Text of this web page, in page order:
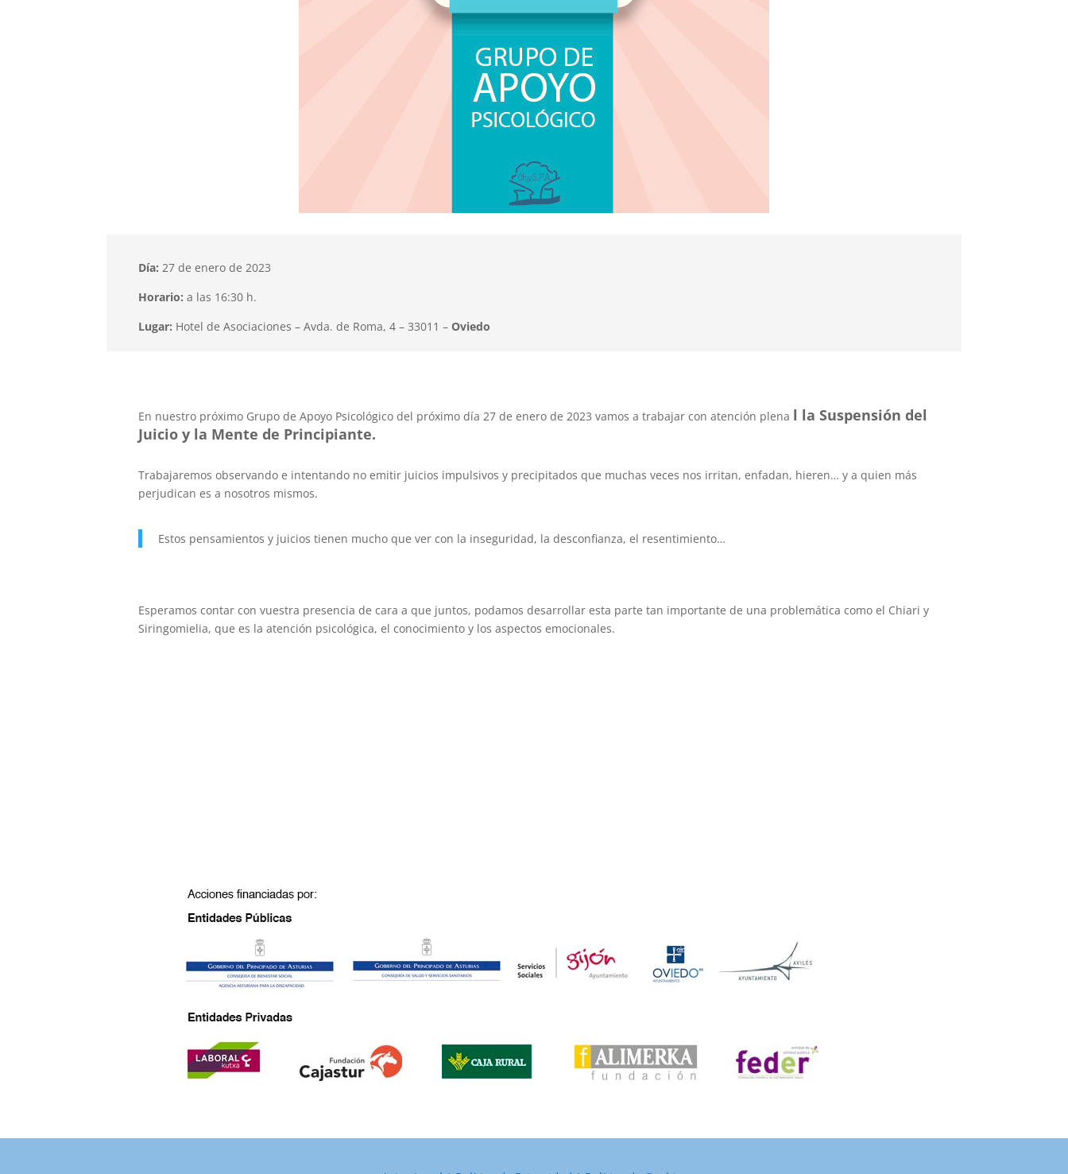
Día:27 de enero de 2023
Horario: a las 16:30 h.
Lugar: Hotel de Asociaciones – Avda. de Roma, 4 – 33011 – Oviedo
En nuestro próximo Grupo de Apoyo Psicológico del próximo día 27 de enero de 2023 vamos a trabajar con atención plena l la Suspensión del
Juicio y la Mente de Principiante.
Trabajaremos observando e intentando no emitir juicios impulsivos y precipitados que muchas veces nos irritan, enfadan, hieren… y a quien más
perjudican es a nosotros mismos.
Estos pensamientos y juicios tienen mucho que ver con la inseguridad, la desconfianza, el resentimiento…
Esperamos contar con vuestra presencia de cara a que juntos, podamos desarrollar esta parte tan importante de una problemática como el Chiari y
Siringomielia, que es la atención psicológica, el conocimiento y los aspectos emocionales.